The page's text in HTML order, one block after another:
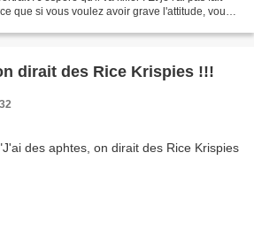
que si vous voulez avoir grave l'attitude, vous
dirait des Rice Krispies !!!